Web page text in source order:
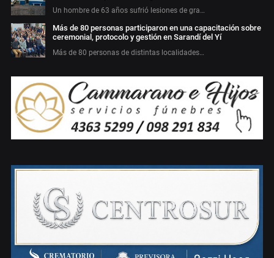
Un hombre de 63 años sufrió lesiones de gra…
Más de 80 personas participaron en una capacitación sobre
ceremonial, protocolo y gestión en Sarandí del Yí
Más de 80 personas de distintas localidades…